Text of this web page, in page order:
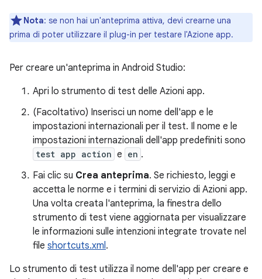
Nota: se non hai un'anteprima attiva, devi crearne una
prima di poter utilizzare il plug-in per testare l'Azione app.
Per creare un'anteprima in Android Studio:
Apri lo strumento di test delle Azioni app.
(Facoltativo) Inserisci un nome dell'app e le
impostazioni internazionali per il test. Il nome e le
impostazioni internazionali dell'app predefiniti sono
test app action e en .
Fai clic su Crea anteprima. Se richiesto, leggi e
accetta le norme e i termini di servizio di Azioni app.
Una volta creata l'anteprima, la finestra dello
strumento di test viene aggiornata per visualizzare
le informazioni sulle intenzioni integrate trovate nel
file shortcuts.xml .
Lo strumento di test utilizza il nome dell'app per creare e